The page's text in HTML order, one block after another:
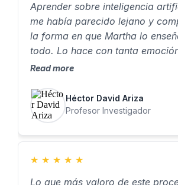
Aprender sobre inteligencia
me había parecido lejano y
la forma en que Martha lo
todo. Lo hace con tanta emoción y claridad,
que dan ganas de aprender, de
con IA no fue solo una habilidad
algo que realmente me cambió
Read more
Héctor David Ariza
Profesor Investigador
★ ★ ★ ★ ★
Lo que más valoro de este